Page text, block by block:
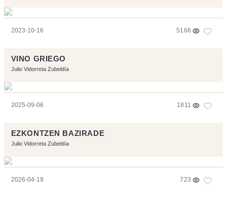
2023-10-16 5166
VINO GRIEGO
Julio Vidorreta Zubeldía
2025-09-06 1811
EZKONTZEN BAZIRADE
Julio Vidorreta Zubeldía
2026-04-19 723